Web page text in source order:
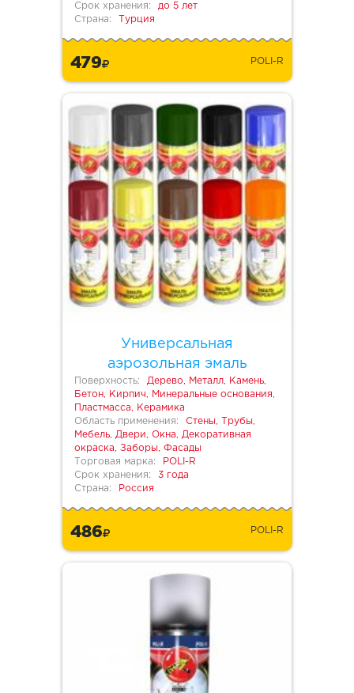
Срок хранения:
до 5 лет
Страна:
Турция
479 POLI-R
Универсальная
аэрозольная эмаль
Поверхность:
Дерево, Металл, Камень,
Бетон, Кирпич, Минеральные основания,
Пластмасса, Керамика
Область применения:
Стены, Трубы,
Мебель, Двери, Окна, Декоративная
окраска, Заборы, Фасады
Торговая марка:
POLI-R
Срок хранения:
3 года
Страна:
Россия
486 POLI-R